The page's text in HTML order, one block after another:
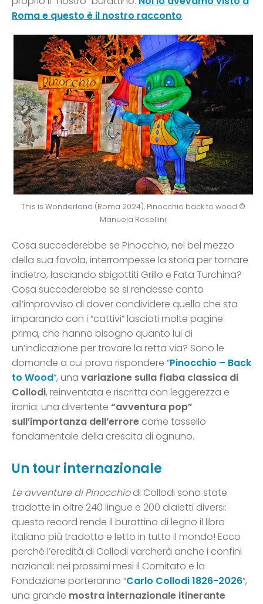
Roma e questo è il nostro racconto.
This is Wonderland (Roma 2024), Pinocchio back to wood ©
Manuela Rosellini
Cosa succederebbe se Pinocchio, nel bel mezzo
della sua favola, interrompesse la storia per tornare
indietro, lasciando sbigottiti Grillo e Fata Turchina?
Cosa succederebbe se si rendesse conto
all’improvviso di dover condividere quello che sta
imparando con i “cattivi” lasciati molte pagine
prima, che hanno bisogno quanto lui di
un’indicazione per trovare la retta via? Sono le
domande a cui prova rispondere “Pinocchio – Back
to Wood“, una variazione sulla fiaba classica di
Collodi, reinventata e riscritta con leggerezza e
ironia: una divertente “avventura pop”
sull’importanza dell’errore come tassello
fondamentale della crescita di ognuno.
Un tour internazionale
Le avventure di Pinocchiodi Collodi sono state
tradotte in oltre 240 lingue e 200 dialetti diversi:
questo record rende il burattino di legno il libro
italiano più tradotto e letto in tutto il mondo! Ecco
perché l’eredità di Collodi varcherà anche i confini
nazionali: nei prossimi mesi il Comitato e la
Fondazione porteranno “Carlo Collodi 1826-2026“,
una grande mostra internazionale itinerante